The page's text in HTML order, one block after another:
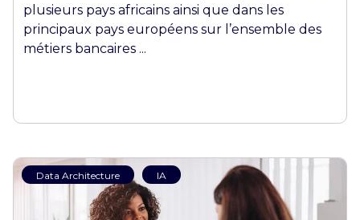
plusieurs pays africains ainsi que dans les
principaux pays européens sur l’ensemble des
métiers bancaires ...
Data Architecture IA